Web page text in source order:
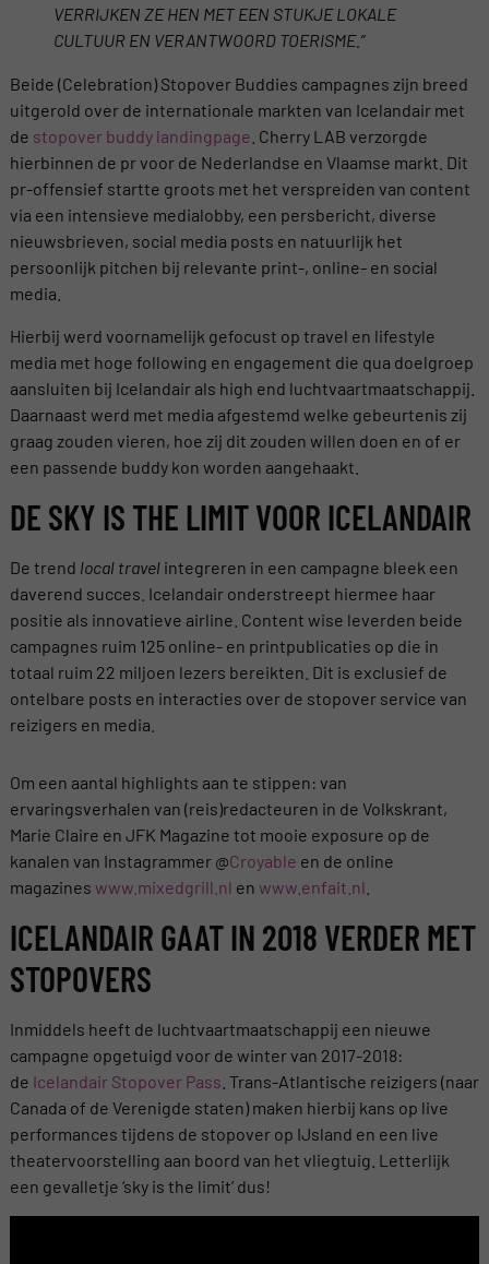
VERRIJKEN ZE HEN MET EEN STUKJE LOKALE
CULTUUR EN VERANTWOORD TOERISME.”
Beide (Celebration) Stopover Buddies campagnes zijn breed
uitgerold over de internationale markten van Icelandair met
de stopover buddy landingpage . Cherry LAB verzorgde
hierbinnen de pr voor de Nederlandse en Vlaamse markt. Dit
pr-offensief startte groots met het verspreiden van content
via een intensieve medialobby, een persbericht, diverse
nieuwsbrieven, social media posts en natuurlijk het
persoonlijk pitchen bij relevante print-, online- en social
media.
Hierbij werd voornamelijk gefocust op travel en lifestyle
media met hoge following en engagement die qua doelgroep
aansluiten bij Icelandair als high end luchtvaartmaatschappij.
Daarnaast werd met media afgestemd welke gebeurtenis zij
graag zouden vieren, hoe zij dit zouden willen doen en of er
een passende buddy kon worden aangehaakt.
DE SKY IS THE LIMIT VOOR ICELANDAIR
De trend local travel integreren in een campagne bleek een
daverend succes. Icelandair onderstreept hiermee haar
positie als innovatieve airline. Content wise leverden beide
campagnes ruim 125 online- en printpublicaties op die in
totaal ruim 22 miljoen lezers bereikten. Dit is exclusief de
ontelbare posts en interacties over de stopover service van
reizigers en media.
Om een aantal highlights aan te stippen: van
ervaringsverhalen van (reis)redacteuren in de Volkskrant,
Marie Claire en JFK Magazine tot mooie exposure op de
kanalen van Instagrammer @Croyable en de online
magazines www.mixedgrill.nl en www.enfait.nl
ICELANDAIR GAAT IN 2018 VERDER MET
STOPOVERS
Inmiddels heeft de luchtvaartmaatschappij een nieuwe
campagne opgetuigd voor de winter van 2017-2018:
de Icelandair Stopover Pass . Trans-Atlantische reizigers (naar
Canada of de Verenigde staten) maken hierbij kans op live
performances tijdens de stopover op IJsland en een live
theatervoorstelling aan boord van het vliegtuig. Letterlijk
een gevalletje ‘sky is the limit’ dus!